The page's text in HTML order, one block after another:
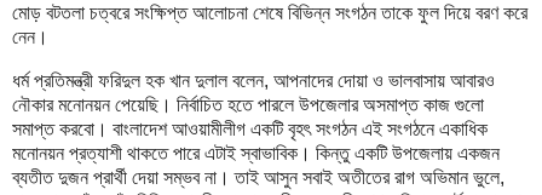
মোড় বটতলা চত্বরে সংক্ষিপ্ত আলোচনা শেষে বিভিন্ন সংগঠন তাকে ফুল দিয়ে বরণ করে
নেন।
ধর্ম প্রতিমন্ত্রী ফরিদুল হক খান দুলাল বলেন, আপনাদের দোয়া ও ভালবাসায় আবারও
নৌকার মনোনয়ন পেয়েছি। নির্বাচিত হতে পারলে উপজেলার অসমাপ্ত কাজ গুলো
সমাপ্ত করবো। বাংলাদেশ আওয়ামীলীগ একটি বৃহৎ সংগঠন এই সংগঠনে একাধিক
মনোনয়ন প্রত্যাশী থাকতে পারে এটাই স্বাভাবিক। কিন্তু একটি উপজেলায় একজন
ব্যতীত দুজন প্রার্থী দেয়া সম্ভব না। তাই আসুন সবাই অতীতের রাগ অভিমান ভুলে,